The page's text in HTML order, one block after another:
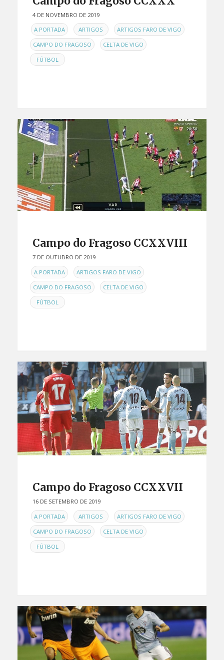
4 DE NOVEMBRO DE 2019
ENA PORTADA , ARTIGOS , ARTIGOS FARO DE VIGO ,
CAMPO DO FRAGOSO , CELTA DE VIGO ,
FÚTBOL
Campo do Fragoso CCXXVIII
7 DE OUTUBRO DE 2019
ENA PORTADA , ARTIGOS FARO DE VIGO ,
CAMPO DO FRAGOSO , CELTA DE VIGO ,
FÚTBOL
Campo do Fragoso CCXXVII
16 DE SETEMBRO DE 2019
ENA PORTADA , ARTIGOS , ARTIGOS FARO DE VIGO ,
CAMPO DO FRAGOSO , CELTA DE VIGO ,
FÚTBOL